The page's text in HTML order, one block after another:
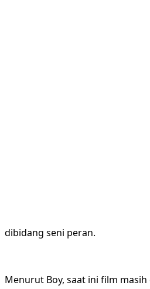
dibidang seni peran.
Menurut Boy, saat ini film